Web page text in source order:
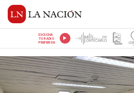
ESCUCHÁ
TU RADIO
PREFERIDA